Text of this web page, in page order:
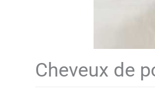
Cheveux de